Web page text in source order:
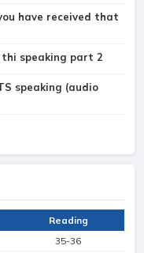
have received that
thi speaking part 2
speaking (audio
Reading
35-36